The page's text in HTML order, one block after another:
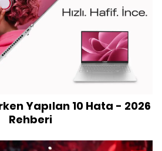
Yapılan 10 Hata - 2026
Rehberi